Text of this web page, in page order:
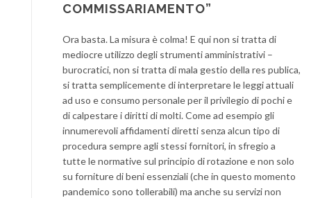
COMMISSARIAMENTO”
Ora basta. La misura è colma! E qui non si tratta di
mediocre utilizzo degli strumenti amministrativi –
burocratici, non si tratta di mala gestio della res publica,
si tratta semplicemente di interpretare le leggi attuali
ad uso e consumo personale per il privilegio di pochi e
di calpestare i diritti di molti. Come ad esempio gli
innumerevoli affidamenti diretti senza alcun tipo di
procedura sempre agli stessi fornitori, in sfregio a
tutte le normative sul principio di rotazione e non solo
su forniture di beni essenziali (che in questo momento
pandemico sono tollerabili) ma anche su servizi non